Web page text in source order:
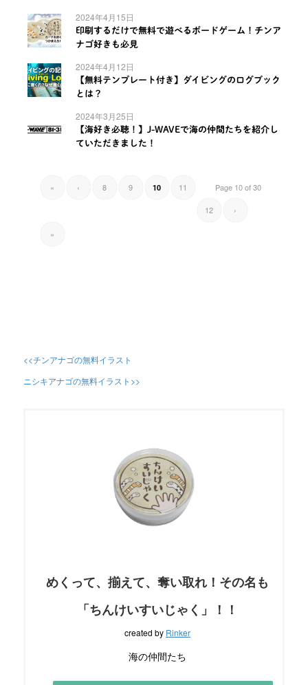
2024年4月15日
印刷するだけで無料で遊べるボードゲーム！チンア
ナゴ好きも必見
2024年4月12日
【無料テンプレート付き】ダイビングのログブック
とは？
2024年3月25日
【海好き必聴！】J-WAVEで海の仲間たちを紹介し
ていただきました！
Page 10 of 30
« ‹ 8 9 10 11
12 ›
»
<<チンアナゴの無料イラスト
ニシキアナゴの無料イラスト>>
めくって、揃えて、奪い取れ！その名も
「ちんけいすいじゃく」！！
created by Rinker
海の仲間たち